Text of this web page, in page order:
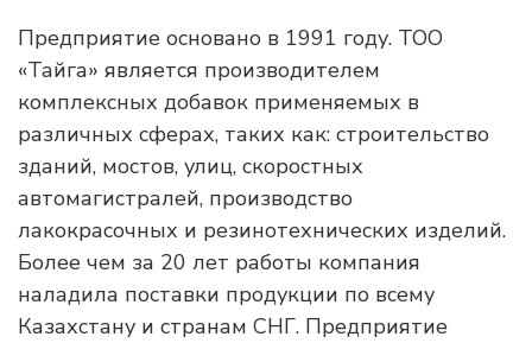
Предприятие основано в 1991 году. ТОО
«Тайга» является производителем
комплексных добавок применяемых в
различных сферах, таких как: строительство
зданий, мостов, улиц, скоростных
автомагистралей, производство
лакокрасочных и резинотехнических изделий.
Более чем за 20 лет работы компания
наладила поставки продукции по всему
Казахстану и странам СНГ. Предприятие